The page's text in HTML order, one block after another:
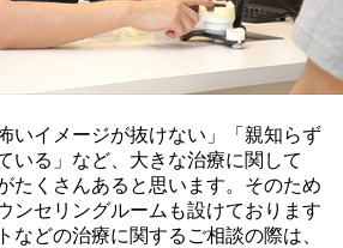
いイメージが抜けない」「親知らず
いる」など、大きな治療に関して
たくさんあると思います。そのため
ンセリングルームも設けております
などの治療に関するご相談の際は、